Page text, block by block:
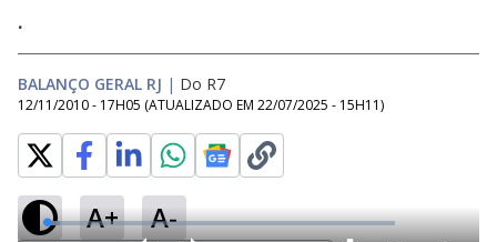
.
BALANÇO GERAL RJ | Do R7
12/11/2010 - 17H05 (ATUALIZADO EM 22/07/2025 - 15H11)
A+ A-
L
o